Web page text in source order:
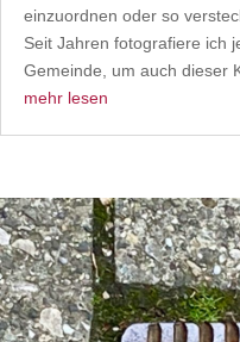
einzuordnen oder so
Seit Jahren fotografiere ich
Gemeinde, um auch dieser
mehr lesen